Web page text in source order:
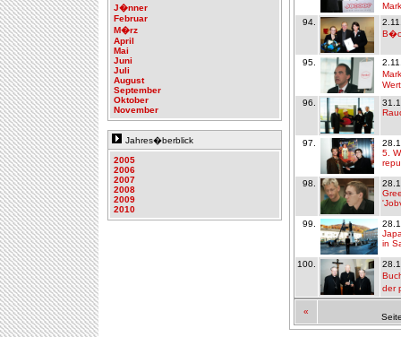
J�nner
Februar
M�rz
April
Mai
Juni
Juli
August
September
Oktober
November
Jahres�berblick
2005
2006
2007
2008
2009
2010
94.
95.
96.
97.
5.
98.
99.
in
100.
der
«